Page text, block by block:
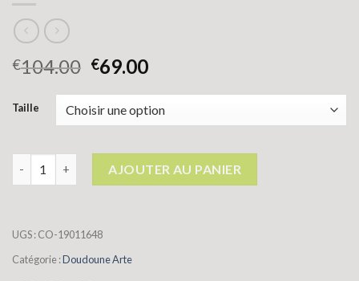
€104.00 €69.00
Taille
AJOUTER AU PANIER
UGS :CO-19011648
Catégorie :Doudoune Arte